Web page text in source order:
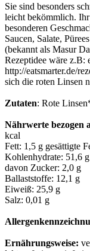
Sie sind besonders
leicht bekömmlich.
besonderen
Saucen, Salate,
(bekannt als Masur
Rezeptidee wäre z.B:
http://eatsmarter.de/
sich die roten Linsen
Zutaten: Rote
Nährwerte bezogen
kcal
Fett: 1,5 g gesättigte
Kohlenhydrate: 51,6 g
davon Zucker: 2,0 g
Ballaststoffe: 12,1 g
Eiweiß: 25,9 g
Salz: 0,01 g
Ernährungsweise: